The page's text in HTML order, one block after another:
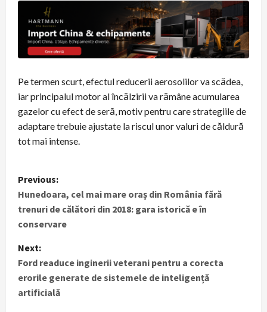
Pe termen scurt, efectul reducerii aerosolilor va scădea,
iar principalul motor al încălzirii va rămâne acumularea
gazelor cu efect de seră, motiv pentru care strategiile de
adaptare trebuie ajustate la riscul unor valuri de căldură
tot mai intense.
P
o
s
t
n
a
Previous:
Hunedoara, cel mai mare oraș din România fără
trenuri de călători din 2018: gara istorică e în
conservare
Next:
Ford readuce inginerii veterani pentru a corecta
erorile generate de sistemele de inteligență
artificială